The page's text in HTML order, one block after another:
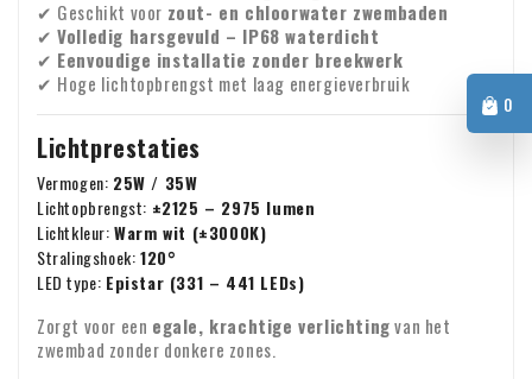
0
✔ Geschikt voor zout- en chloorwater zwembaden
✔Volledig harsgevuld – IP68 waterdicht
✔ Eenvoudige installatie zonder breekwerk
✔ Hoge lichtopbrengst met laag energieverbruik
Lichtprestaties
Vermogen: 25W / 35W
Lichtopbrengst: ±2125 – 2975 lumen
Lichtkleur:Warm wit (±3000K)
Stralingshoek:120°
LED type: Epistar (331 – 441 LEDs)
Zorgt voor een egale, krachtige verlichtingvan het
zwembad zonder donkere zones.